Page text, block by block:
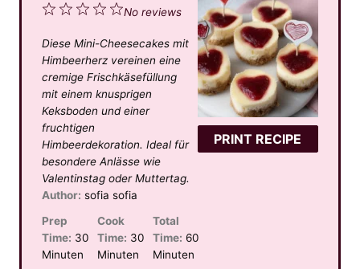
PRINT RECIPE
5
t
a
r
4
t
a
r
3
t
a
r
s
2
t
a
r
s
1
t
a
r
No reviews
Diese Mini-Cheesecakes mit
Himbeerherz vereinen eine
cremige Frischkäsefüllung
mit einem knusprigen
Keksboden und einer
fruchtigen
Himbeerdekoration. Ideal für
besondere Anlässe wie
Valentinstag oder Muttertag.
Author: sofia sofia
Prep
Time: 30
Minuten
Cook
Time: 30
Minuten
Total
Time: 60
Minuten